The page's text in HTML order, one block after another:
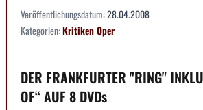
Veröffentlichungsdatum:28.04.2008
Kategorien:KritikenOper
DER FRANKFURTER "RING"
OF“ AUF 8 DVDs